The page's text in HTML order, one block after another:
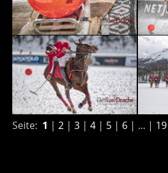
Seite: 1 | 2 | 3 | 4 | 5 | 6 | ... | 19